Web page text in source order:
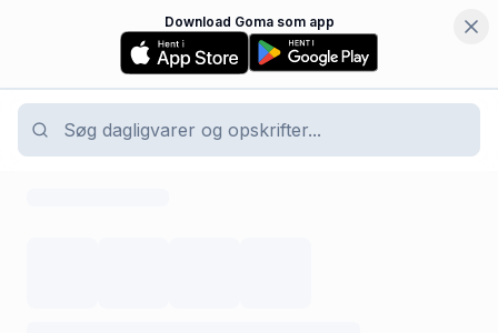
Download Goma som app